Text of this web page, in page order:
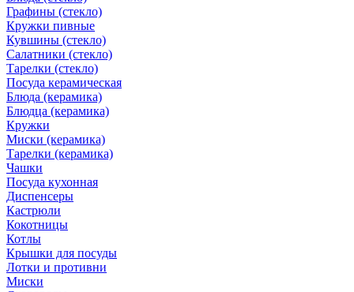
Графины (стекло)
Кружки пивные
Кувшины (стекло)
Салатники (стекло)
Тарелки (стекло)
Посуда керамическая
Блюда (керамика)
Блюдца (керамика)
Кружки
Миски (керамика)
Тарелки (керамика)
Чашки
Посуда кухонная
Диспенсеры
Кастрюли
Кокотницы
Котлы
Крышки для посуды
Лотки и противни
Миски